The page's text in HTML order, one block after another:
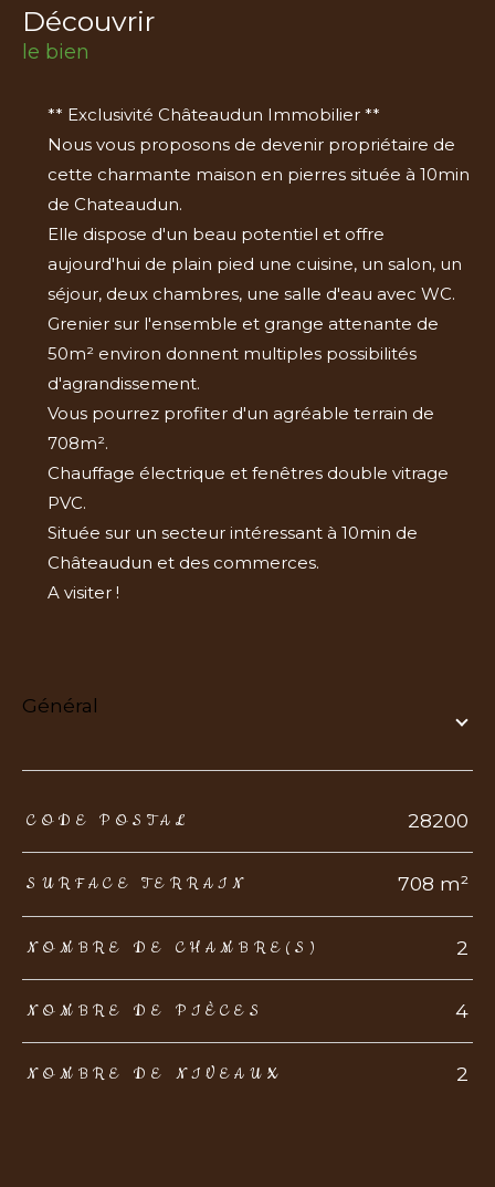
découvrir
le bien
** Exclusivité Châteaudun Immobilier **
Nous vous proposons de devenir propriétaire de
cette charmante maison en pierres située à 10min
de Chateaudun.
Elle dispose d'un beau potentiel et offre
aujourd'hui de plain pied une cuisine, un salon, un
séjour, deux chambres, une salle d'eau avec WC.
Grenier sur l'ensemble et grange attenante de
50m² environ donnent multiples possibilités
d'agrandissement.
Vous pourrez profiter d'un agréable terrain de
708m².
Chauffage électrique et fenêtres double vitrage
PVC.
Située sur un secteur intéressant à 10min de
Châteaudun et des commerces.
A visiter !
général
TRAD_ZEPHYR_Caracteristique TRAD_ZEPHYR_Valeurs
CODE POSTAL 28200
SURFACE TERRAIN 708 m²
NOMBRE DE CHAMBRE(S) 2
NOMBRE DE PIÈCES 4
NOMBRE DE NIVEAUX 2